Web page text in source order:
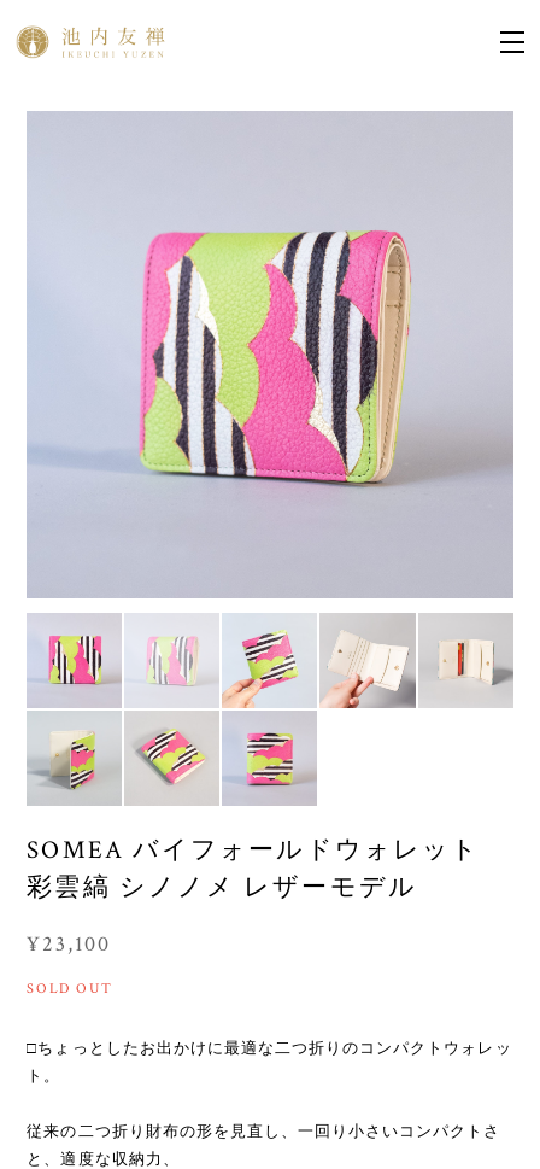
SOMEA バイフォールドウォレット
彩雲縞 シノノメ レザーモデル
¥23,100
SOLD OUT
□ちょっとしたお出かけに最適な二つ折りのコンパクトウォレッ
ト。
従来の二つ折り財布の形を見直し、一回り小さいコンパクトさ
と、適度な収納力、